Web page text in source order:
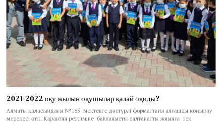
2021-2022 оқу жылын оқушылар қалай оқиды?
Алматы қаласындағы №185 мектепте дәстүрлі форматтағы алғашқы қоңырау
мерекесі өтті. Карантин режиміне байланысты салтанатты жиынға тек